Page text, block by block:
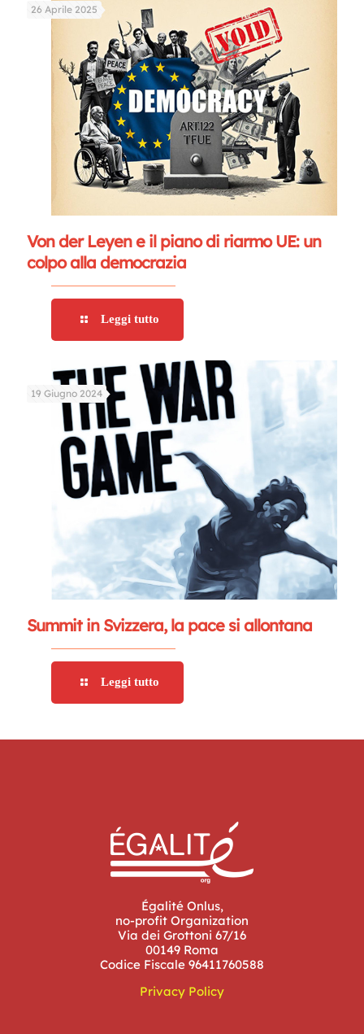
26 Aprile 2025
Von der Leyen e il piano di riarmo UE: un
colpo alla democrazia
Leggi tutto
19 Giugno 2024
Summit in Svizzera, la pace si allontana
Leggi tutto
Égalité Onlus,
no-profit Organization
Via dei Grottoni 67/16
00149 Roma
Codice Fiscale 96411760588
Privacy Policy